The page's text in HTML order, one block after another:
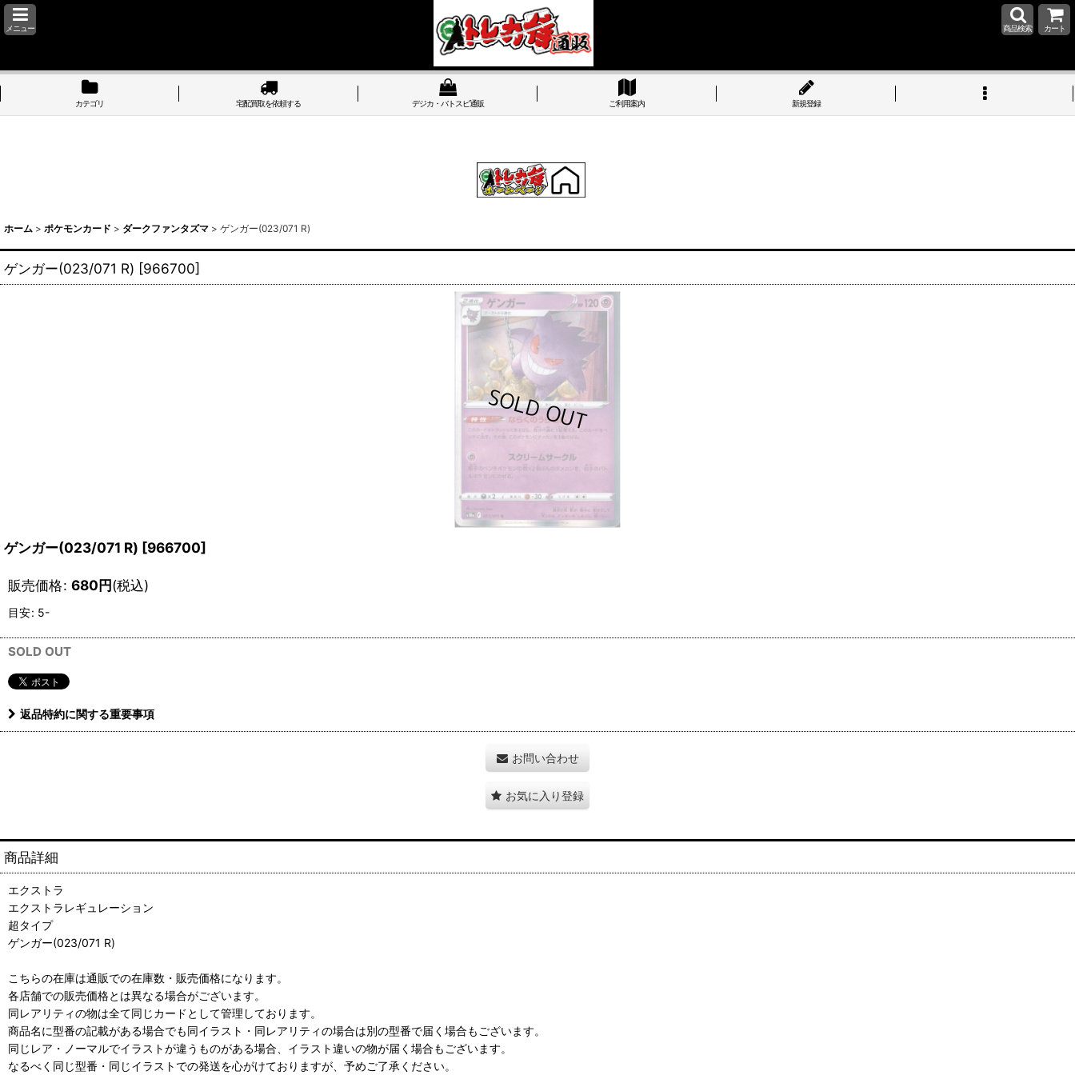
メニュー 商品検索 カート
カテゴリ 宅配買取を依頼する デジカ・バトスピ通販 ご利用案内 新規登録
ホーム > ポケモンカード > ダークファンタズマ > ゲンガー(023/071 R)
ゲンガー(023/071 R) [966700]
ゲンガー(023/071 R) [966700]
販売価格: 680円(税込)
目安: 5-
SOLD OUT
返品特約に関する重要事項
お問い合わせ
お気に入り登録
商品詳細
エクストラ
エクストラレギュレーション
超タイプ
ゲンガー(023/071 R)
こちらの在庫は通販での在庫数・販売価格になります。
各店舗での販売価格とは異なる場合がございます。
同レアリティの物は全て同じカードとして管理しております。
商品名に型番の記載がある場合でも同イラスト・同レアリティの場合は別の型番で届く場合もございます。
同じレア・ノーマルでイラストが違うものがある場合、イラスト違いの物が届く場合もございます。
なるべく同じ型番・同じイラストでの発送を心がけておりますが、予めご了承ください。